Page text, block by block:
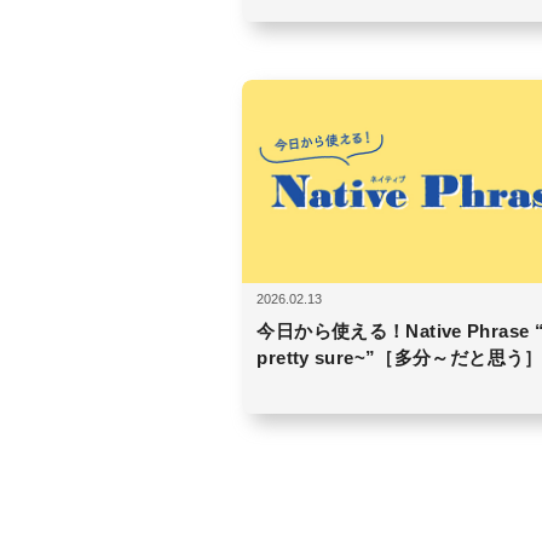
2026.02.13
今日から使える！Native Phrase
pretty sure~”［多分～だと思う］